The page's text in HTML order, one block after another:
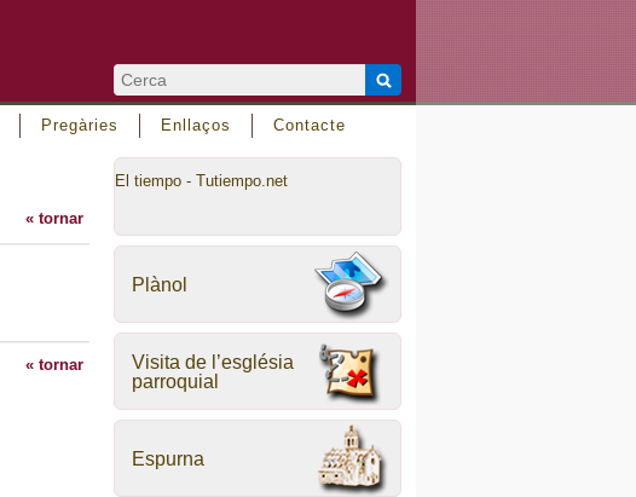
Pregàries Enllaços Contacte
« tornar
« tornar
El tiempo - Tutiempo.net
Plànol
Visita de l’església
parroquial
Espurna